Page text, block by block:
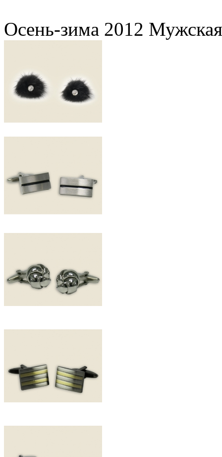
Осень-зима 2012